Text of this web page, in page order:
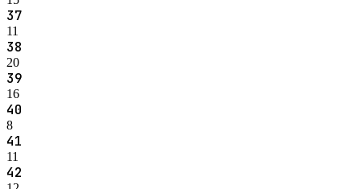
37
11
38
20
39
16
40
8
41
11
42